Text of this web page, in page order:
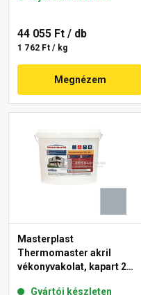
44 055 Ft / db
1 762 Ft / kg
Megnézem
Masterplast
Thermomaster akril
vékonyvakolat, kapart 2
Gyártói készleten